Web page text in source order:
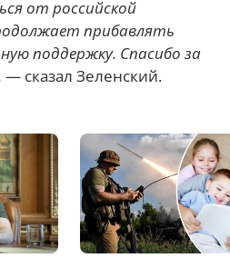
от российской
прибавлять
поддержку. Спасибо за
— сказал Зеленский.